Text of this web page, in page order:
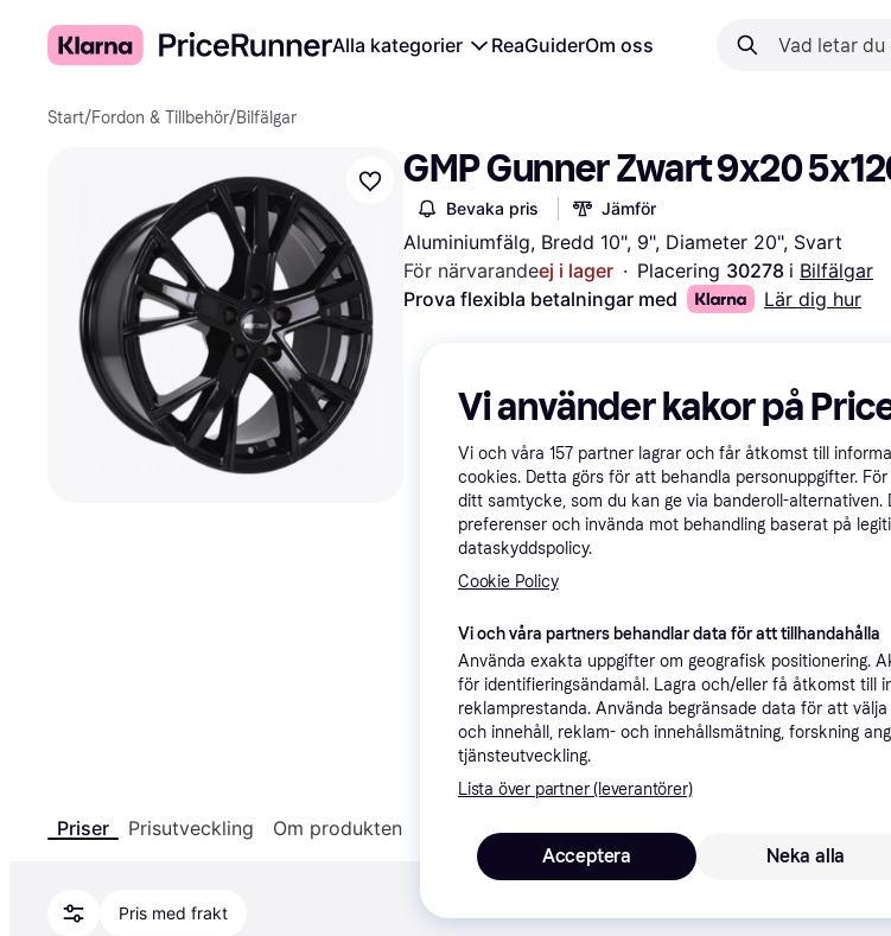
Alla kategorier ReaGuiderOm oss
Start/Fordon & Tillbehör/Bilfälgar
GMP Gunner Zwart 9x20
Bevaka pris Jämför
Aluminiumfälg, Bredd 10", 9", Diameter 20", Svart
För närvarandeej i lager · Placering 30278 i Bilfälgar
Prova flexibla betalningar med
Lär dig hur
Produkten finns inte i lager
återförsäljare.
Priser Prisutveckling Om produkten Specifikationer
Pris med frakt
Vi använder kakor på
Vi och våra 157 partner lagrar och får åtkomst till
cookies. Detta görs för att behandla personuppgifter.
ditt samtycke, som du kan ge via banderoll-alternativen.
preferenser och invända mot behandling baserat på
dataskyddspolicy.
Cookie Policy
Vi och våra partners behandlar data för att tillhandahålla
Använda exakta uppgifter om geografisk positionering.
för identifieringsändamål. Lagra och/eller få åtkomst till
reklamprestanda. Använda begränsade data för att
och innehåll, reklam- och innehållsmätning, forskning
tjänsteutveckling.
Lista över partner (leverantörer)
Neka alla
Acceptera